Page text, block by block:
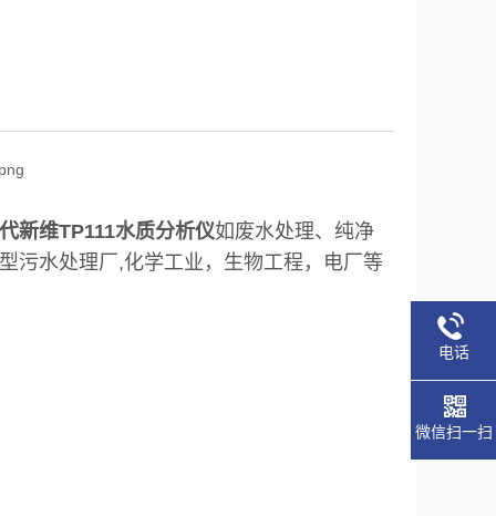
新维TP111水质分析仪如废水处理、纯净
污水处理厂,化学工业，生物工程，电厂等
电话
微信扫一扫